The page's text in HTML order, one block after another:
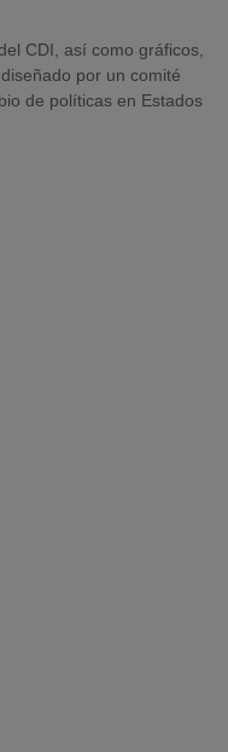
CDI, así como gráficos,
por un comité
de políticas en Estados